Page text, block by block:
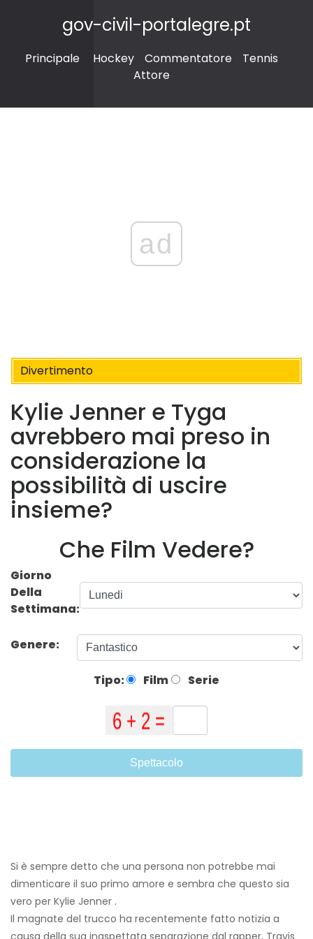
gov-civil-portalegre.pt
Principale Hockey Commentatore
Tennis
Attore
ad
Divertimento
Kylie Jenner e Tyga
avrebbero mai preso in
considerazione la
possibilità di uscire
insieme?
Che Film Vedere?
Giorno
Della
Settimana:
Genere:
Tipo: Film Serie
Spettacolo
Si è sempre detto che una persona non potrebbe mai
dimenticare il suo primo amore e sembra che questo sia
vero per Kylie Jenner .
Il magnate del trucco ha recentemente fatto notizia a